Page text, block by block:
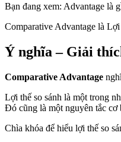
Bạn đang xem: Advantage là
Comparative Advantage là
Ý nghĩa – Giải
Comparative Advantage
Lợi thế so sánh là một trong
Đó cũng là một nguyên tắc cơ
Chìa khóa để hiểu lợi thế so